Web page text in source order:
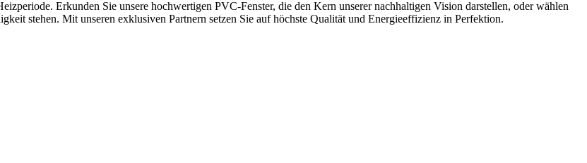
Erkunden Sie unsere hochwertigen PVC-Fenster, die den Kern unserer nachhaltigen Vision darstellen, oder wählen
stehen. Mit unseren exklusiven Partnern setzen Sie auf höchste Qualität und Energieeffizienz in Perfektion.